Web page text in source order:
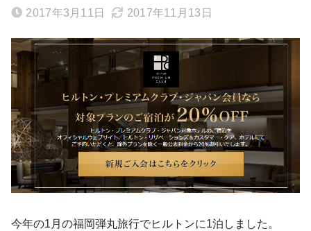
2017年3月11日 2017年11月13日
今年の1月の福岡弾丸旅行でヒルトンに1泊しました。